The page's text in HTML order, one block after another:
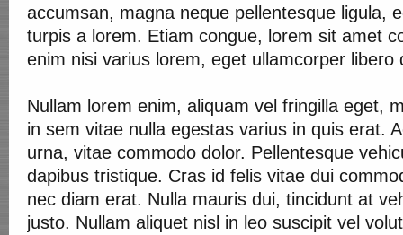
accumsan, magna neque pellentesque ligula,
turpis a lorem. Etiam congue, lorem sit amet
enim nisi varius lorem, eget ullamcorper libero
Nullam lorem enim, aliquam vel fringilla eget,
in sem vitae nulla egestas varius in quis erat.
urna, vitae commodo dolor. Pellentesque
dapibus tristique. Cras id felis vitae dui
nec diam erat. Nulla mauris dui, tincidunt at
justo. Nullam aliquet nisl in leo suscipit vel